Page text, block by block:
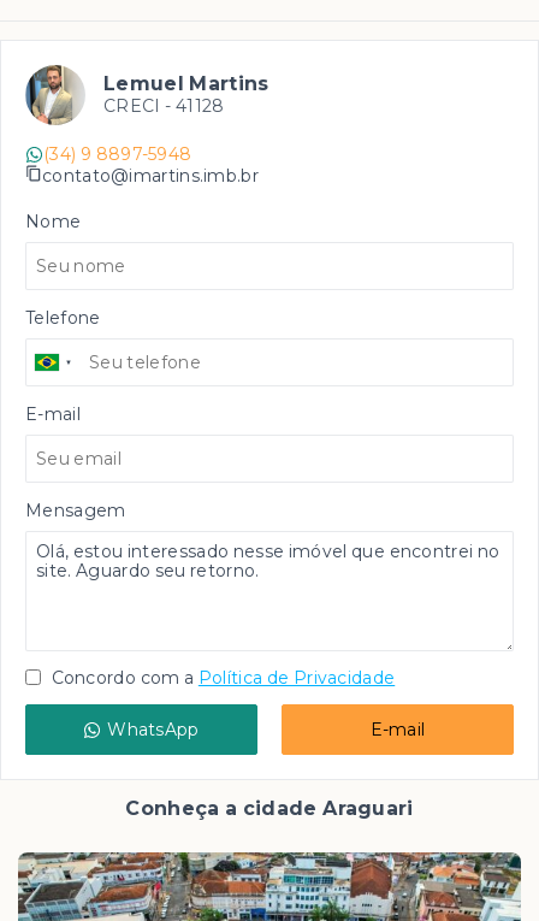
Lemuel Martins
CRECI - 41128
(34) 9 8897-5948
contato@imartins.imb.br
Nome
Telefone
E-mail
Mensagem
Concordo com a Política de Privacidade
WhatsApp E-mail
Conheça a cidade Araguari